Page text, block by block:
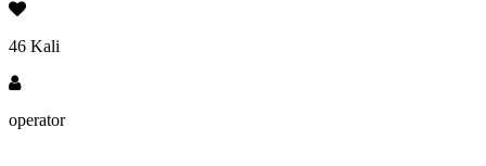
46 Kali
operator